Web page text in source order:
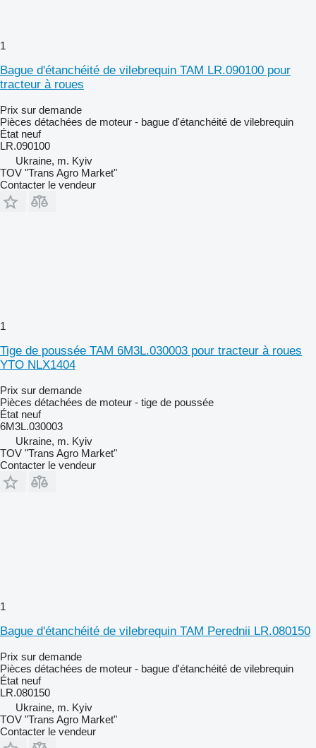
1
Bague d'étanchéité de vilebrequin TAM LR.090100 pour
tracteur à roues
Prix sur demande
Pièces détachées de moteur - bague d'étanchéité de vilebrequin
État neuf
LR.090100
Ukraine, m. Kyiv
TOV "Trans Agro Market"
Contacter le vendeur
1
Tige de poussée TAM 6M3L.030003 pour tracteur à roues
YTO NLX1404
Prix sur demande
Pièces détachées de moteur - tige de poussée
État neuf
6M3L.030003
Ukraine, m. Kyiv
TOV "Trans Agro Market"
Contacter le vendeur
1
Bague d'étanchéité de vilebrequin TAM Perednii LR.080150
Prix sur demande
Pièces détachées de moteur - bague d'étanchéité de vilebrequin
État neuf
LR.080150
Ukraine, m. Kyiv
TOV "Trans Agro Market"
Contacter le vendeur